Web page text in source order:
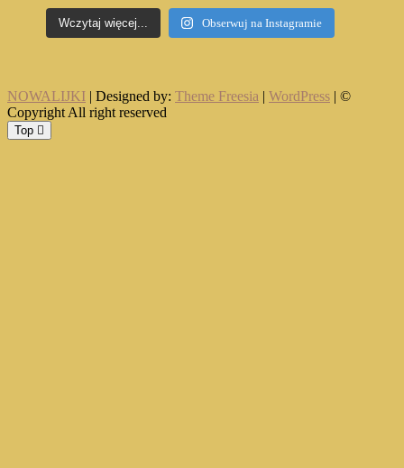
Wczytaj więcej... Obserwuj na Instagramie
NOWALIJKI | Designed by: Theme Freesia | WordPress | ©
Copyright All right reserved
Top